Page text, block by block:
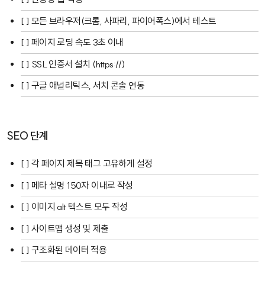
[ ] 모든 브라우저(크롬, 사파리, 파이어폭스)에서 테스트
[ ] 페이지 로딩 속도 3초 이내
[ ] SSL 인증서 설치 (https://)
[ ] 구글 애널리틱스, 서치 콘솔 연동
SEO 단계
[ ] 각 페이지 제목 태그 고유하게 설정
[ ] 메타 설명 150자 이내로 작성
[ ] 이미지 alt 텍스트 모두 작성
[ ] 사이트맵 생성 및 제출
[ ] 구조화된 데이터 적용